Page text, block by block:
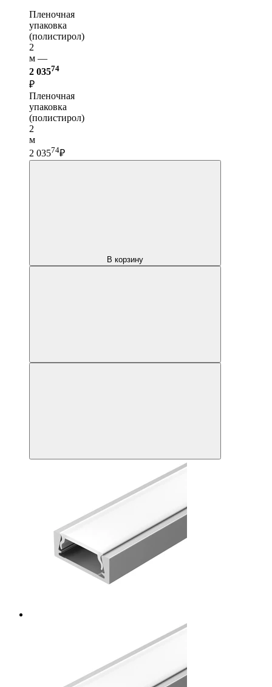
Пленочная
упаковка
(полистирол)
2
м —
2 03574
₽
Пленочная
упаковка
(полистирол)
2
м
2 03574₽
В корзину